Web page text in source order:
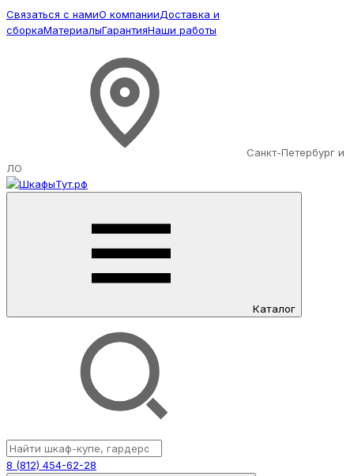
Связаться с намиО компанииДоставка и
сборкаМатериалыГарантияНаши работы
Санкт-Петербург и
ЛО
Каталог
8 (812) 454-62-28